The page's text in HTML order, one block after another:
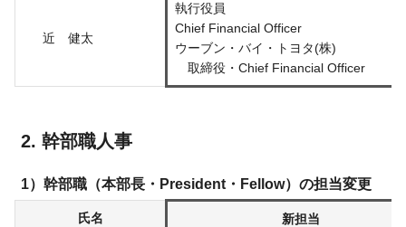
近 健太
執行役員
Chief Financial Officer
ウーブン・バイ・トヨタ(株)
取締役・Chief Financial Officer
幹部職人事
幹部職（本部長・President・Fellow）の担当変更
氏名 新担当